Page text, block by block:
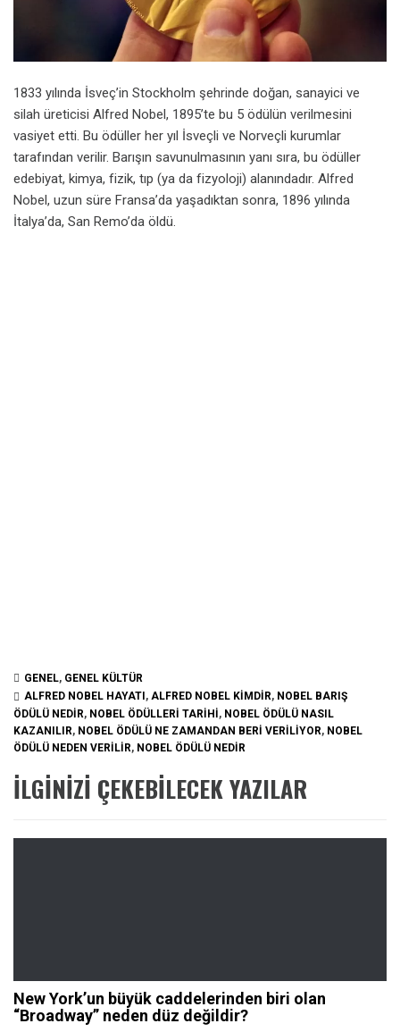
1833 yılında İsveç’in Stockholm şehrinde doğan, sanayici ve
silah üreticisi Alfred Nobel, 1895’te bu 5 ödülün verilmesini
vasiyet etti. Bu ödüller her yıl İsveçli ve Norveçli kurumlar
tarafından verilir. Barışın savunulmasının yanı sıra, bu ödüller
edebiyat, kimya, fizik, tıp (ya da fizyoloji) alanındadır. Alfred
Nobel, uzun süre Fransa’da yaşadıktan sonra, 1896 yılında
İtalya’da, San Remo’da öldü.
GENEL, GENEL KÜLTÜR
ALFRED NOBEL HAYATI , ALFRED NOBEL KIMDIR, NOBEL BARIŞ
ÖDÜLÜ NEDIR, NOBEL ÖDÜLLERI TARIHI, NOBEL ÖDÜLÜ NASIL
KAZANILIR, NOBEL ÖDÜLÜ NE ZAMANDAN BERI VERILIYOR, NOBEL
ÖDÜLÜ NEDEN VERILIR, NOBEL ÖDÜLÜ NEDIR
İLGINIZI ÇEKEBILECEK YAZILAR
New York’un büyük caddelerinden biri olan
“Broadway” neden düz değildir?